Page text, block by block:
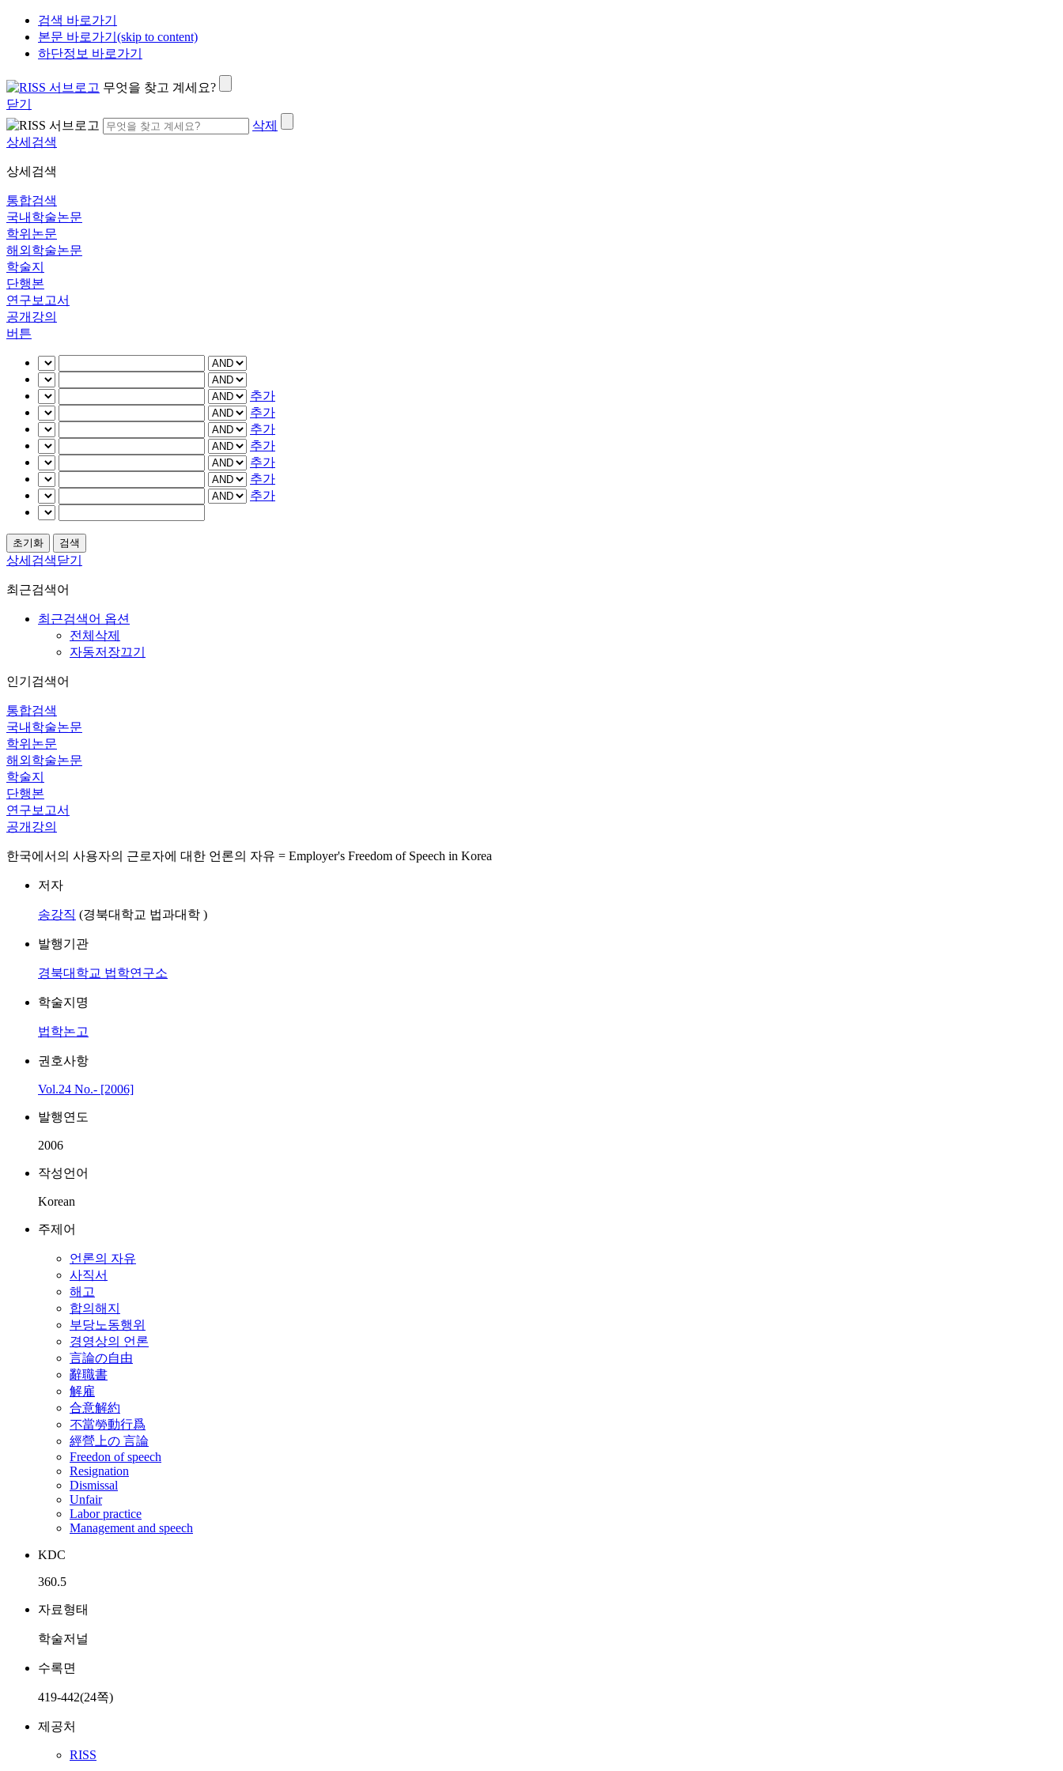
검색 바로가기
본문 바로가기(skip to content)
하단정보 바로가기
무엇을 찾고 계세요?
닫기
삭제
상세검색
상세검색
통합검색
국내학술논문
학위논문
해외학술논문
학술지
단행본
연구보고서
공개강의
버튼
추가
추가
추가
추가
추가
추가
추가
상세검색닫기
최근검색어
최근검색어 옵션
전체삭제
자동저장끄기
인기검색어
통합검색
국내학술논문
학위논문
해외학술논문
학술지
단행본
연구보고서
공개강의
한국에서의 사용자의 근로자에 대한 언론의 자유 = Employer's Freedom of Speech in Korea
저자
송강직 (경북대학교 법과대학 )
발행기관
경북대학교 법학연구소
학술지명
법학논고
권호사항
Vol.24 No.- [2006]
발행연도
2006
작성언어
Korean
주제어
언론의 자유
사직서
해고
합의해지
부당노동행위
경영상의 언론
言論の自由
辭職書
解雇
合意解約
不當勞動行爲
經營上の 言論
Freedon of speech
Resignation
Dismissal
Unfair
Labor practice
Management and speech
KDC
360.5
자료형태
학술저널
수록면
419-442(24쪽)
제공처
RISS